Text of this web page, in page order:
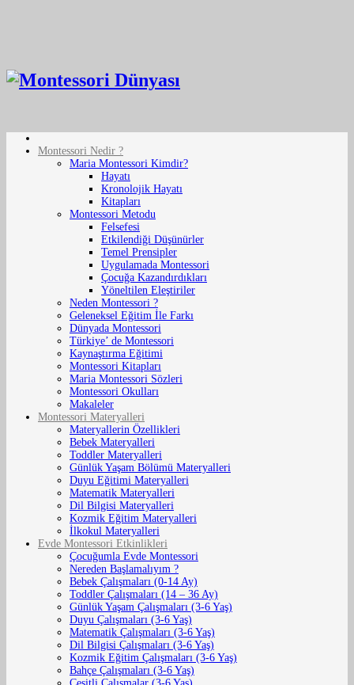
Montessori Nedir ?
Maria Montessori Kimdir?
Hayatı
Kronolojik Hayatı
Kitapları
Montessori Metodu
Felsefesi
Etkilendiği Düşünürler
Temel Prensipler
Uygulamada Montessori
Çocuğa Kazandırdıkları
Yöneltilen Eleştiriler
Neden Montessori ?
Geleneksel Eğitim İle Farkı
Dünyada Montessori
Türkiye’ de Montessori
Kaynaştırma Eğitimi
Montessori Kitapları
Maria Montessori Sözleri
Montessori Okulları
Makaleler
Montessori Materyalleri
Materyallerin Özellikleri
Bebek Materyalleri
Toddler Materyalleri
Günlük Yaşam Bölümü Materyalleri
Duyu Eğitimi Materyalleri
Matematik Materyalleri
Dil Bilgisi Materyalleri
Kozmik Eğitim Materyalleri
İlkokul Materyalleri
Evde Montessori Etkinlikleri
Çocuğumla Evde Montessori
Nereden Başlamalıyım ?
Bebek Çalışmaları (0-14 Ay)
Toddler Çalışmaları (14 – 36 Ay)
Günlük Yaşam Çalışmaları (3-6 Yaş)
Duyu Çalışmaları (3-6 Yaş)
Matematik Çalışmaları (3-6 Yaş)
Dil Bilgisi Çalışmaları (3-6 Yaş)
Kozmik Eğitim Çalışmaları (3-6 Yaş)
Bahçe Çalışmaları (3-6 Yaş)